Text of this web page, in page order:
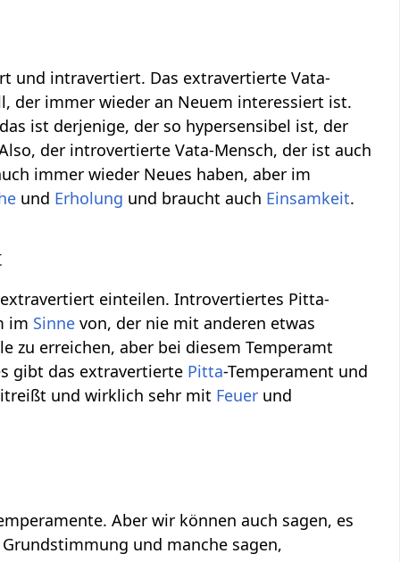
und intravertiert. Das extravertierte Vata-
der immer wieder an Neuem interessiert ist.
ist derjenige, der so hypersensibel ist, der
der introvertierte Vata-Mensch, der ist auch
immer wieder Neues haben, aber im
und Erholung und braucht auch Einsamkeit.
einteilen. Introvertiertes Pitta-
im Sinne von, der nie mit anderen etwas
zu erreichen, aber bei diesem Temperamt
gibt das extravertierte Pitta-Temperament und
und wirklich sehr mit Feuer und
Aber wir können auch sagen, es
und manche sagen,